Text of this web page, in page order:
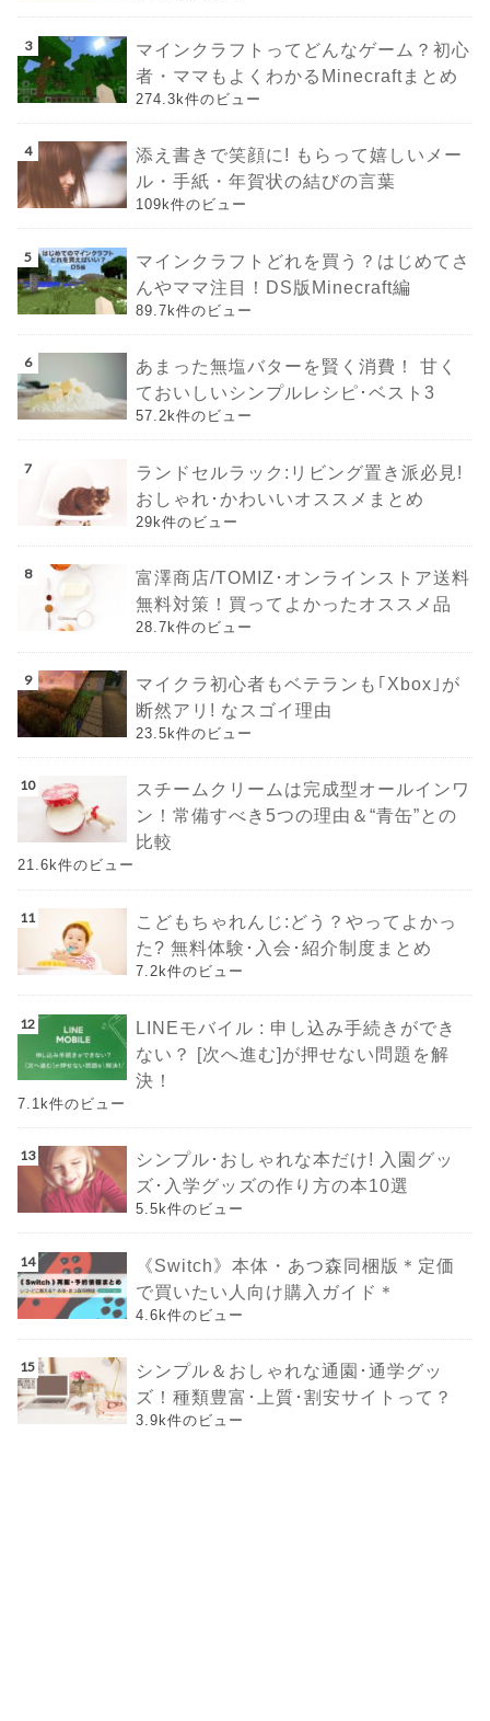
マインクラフトってどんなゲーム？初心
者・ママもよくわかるMinecraftまとめ
274.3k件のビュー
添え書きで笑顔に! もらって嬉しいメー
ル・手紙・年賀状の結びの言葉
109k件のビュー
マインクラフトどれを買う？はじめてさ
んやママ注目！DS版Minecraft編
89.7k件のビュー
あまった無塩バターを賢く消費！ 甘く
ておいしいシンプルレシピ･ベスト3
57.2k件のビュー
ランドセルラック:リビング置き派必見!
おしゃれ･かわいいオススメまとめ
29k件のビュー
富澤商店/TOMIZ･オンラインストア送料
無料対策！買ってよかったオススメ品
28.7k件のビュー
マイクラ初心者もベテランも｢Xbox｣が
断然アリ! なスゴイ理由
23.5k件のビュー
スチームクリームは完成型オールインワ
ン！常備すべき5つの理由＆“青缶”との
比較
21.6k件のビュー
こどもちゃれんじ:どう？やってよかっ
た? 無料体験･入会･紹介制度まとめ
7.2k件のビュー
LINEモバイル : 申し込み手続きができ
ない？ [次へ進む]が押せない問題を解
決！
7.1k件のビュー
シンプル･おしゃれな本だけ! 入園グッ
ズ･入学グッズの作り方の本10選
5.5k件のビュー
《Switch》本体・あつ森同梱版＊定価
で買いたい人向け購入ガイド＊
4.6k件のビュー
シンプル＆おしゃれな通園･通学グッ
ズ！種類豊富･上質･割安サイトって？
3.9k件のビュー